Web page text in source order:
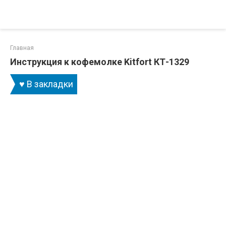
Главная
Инструкция к кофемолке Kitfort КТ-1329
♥ В закладки